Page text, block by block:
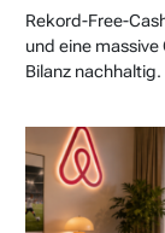
Rekord-Free-
und eine
Bilanz